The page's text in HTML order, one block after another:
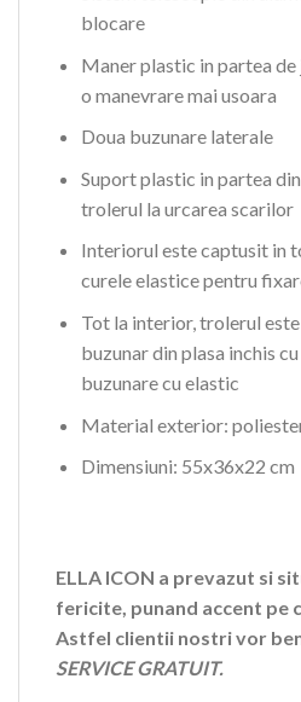
blocare
Maner plastic in partea
o manevrare mai usoara
Doua buzunare laterale
Suport plastic in partea
trolerul la urcarea scarilor
Interiorul este captusit in
curele elastice pentru
Tot la interior, trolerul
buzunar din plasa inchis
buzunare cu elastic
Material exterior:
Dimensiuni: 55x36x22 cm
ELLA ICON a prevazut si
fericite, punand accent pe
Astfel clientii nostri vor
SERVICE GRATUIT.